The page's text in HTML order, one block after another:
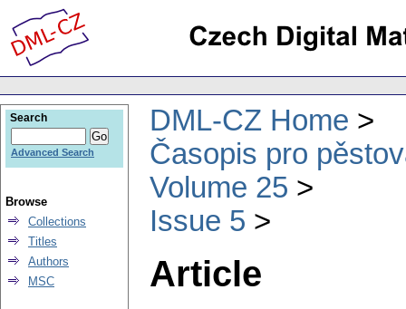
DML-CZ Home
Časopis pro
Volume 25
Issue 5
Article
Search
Advanced Search
Browse
Collections
Titles
Authors
MSC